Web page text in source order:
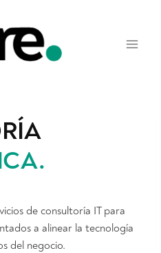
.
de consultoría IT para
a alinear la tecnología
del negocio.